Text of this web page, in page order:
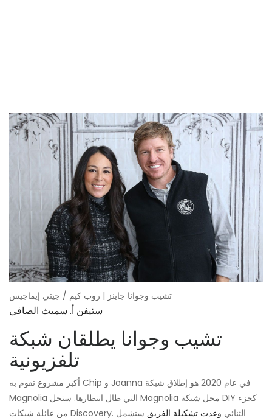
تشيب وجوانا جاينز | روب كيم / جيتي إيماجيس
ستيفن أ. سميث الصافي
تشيب وجوانا يطلقان شبكة
تلفزيونية
أكبر مشروع تقوم به Chip و Joanna في عام 2020 هو إطلاق شبكة
Magnolia التي طال انتظارها. ستحل Magnolia محل شبكة DIY كجزء
من عائلة شبكات Discovery. الثنائي وعدت تشكيلة الفريق ستشمل